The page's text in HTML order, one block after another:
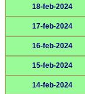
18-feb-2024
17-feb-2024
16-feb-2024
15-feb-2024
14-feb-2024